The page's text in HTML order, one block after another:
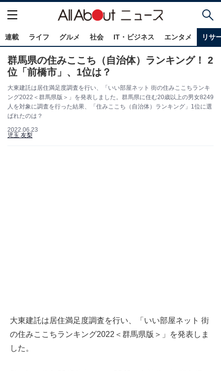
連載 ライフ グルメ 社会 IT・ビジネス エンタメ リサ
群馬県の住みここち（自治体）ランキング！ 2
位「前橋市」、1位は？
大東建託は居住満足度調査を行い、「いい部屋ネット 街の住みここちランキ
ング2022＜群馬県版＞」を発表しました。群馬県に住む20歳以上の男女8249
人を対象に調査を行った結果、「住みここち（自治体）ランキング」1位に選
ばれたのは？
2022.06.23
児玉 友梨
大東建託は居住満足度調査を行い、「いい部屋ネット 街
の住みここちランキング2022＜群馬県版＞」を発表しま
した。